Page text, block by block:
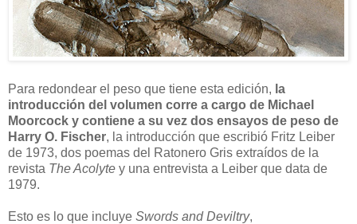
Para redondear el peso que tiene esta edición, la
introducción del volumen corre a cargo de Michael
Moorcock y contiene a su vez dos ensayos de peso de
Harry O. Fischer, la introducción que escribió Fritz Leiber
de 1973, dos poemas del Ratonero Gris extraídos de la
revista The Acolyte y una entrevista a Leiber que data de
1979.
Esto es lo que incluye Swords and Deviltry,